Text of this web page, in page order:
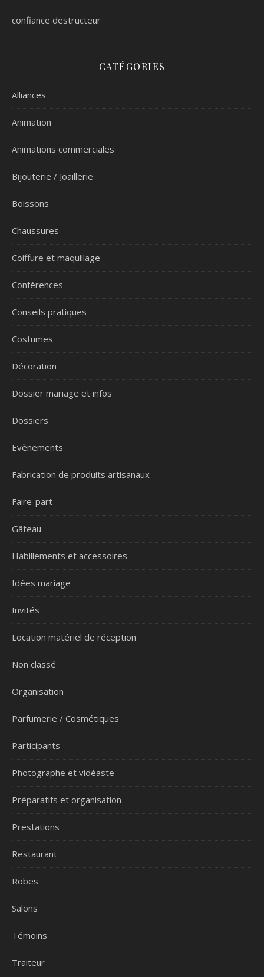
confiance destructeur
CATÉGORIES
Alliances
Animation
Animations commerciales
Bijouterie / Joaillerie
Boissons
Chaussures
Coiffure et maquillage
Conférences
Conseils pratiques
Costumes
Décoration
Dossier mariage et infos
Dossiers
Evènements
Fabrication de produits artisanaux
Faire-part
Gâteau
Habillements et accessoires
Idées mariage
Invités
Location matériel de réception
Non classé
Organisation
Parfumerie / Cosmétiques
Participants
Photographe et vidéaste
Préparatifs et organisation
Prestations
Restaurant
Robes
Salons
Témoins
Traiteur